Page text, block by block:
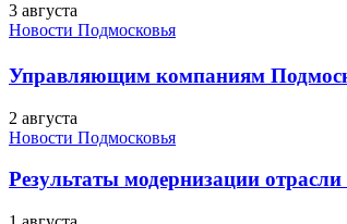
3 августа
Новости Подмосковья
Управляющим компаниям
2 августа
Новости Подмосковья
Результаты модернизации